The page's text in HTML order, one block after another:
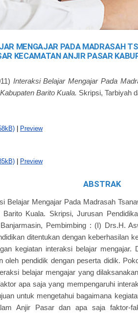
MENGAJAR PADA MADRASAH
KECAMATAN ANJIR PASAR
Interaksi Belajar Mengajar Pada
Barito Kuala. Skripsi, Tarbiyah
| Preview
| Preview
ABSTRAK
Belajar Mengajar Pada Madrasah
Kuala. Skripsi, Jurusan
Pembimbing : (I) Drs.H.
ditentukan dengan keberhasilan
kegiatan interaksi belajar mengajar.
oleh pendidik dengan peserta didik.
belajar mengajar yang
apa saja yang mempengaruhi
untuk mengetahui bagaimana
Anjir Pasar dan apa saja faktor-